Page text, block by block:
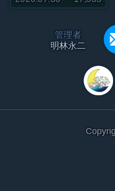
管理者
明林永二